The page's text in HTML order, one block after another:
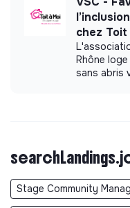
chez Toit
Rhône
sans abris
Stage Community